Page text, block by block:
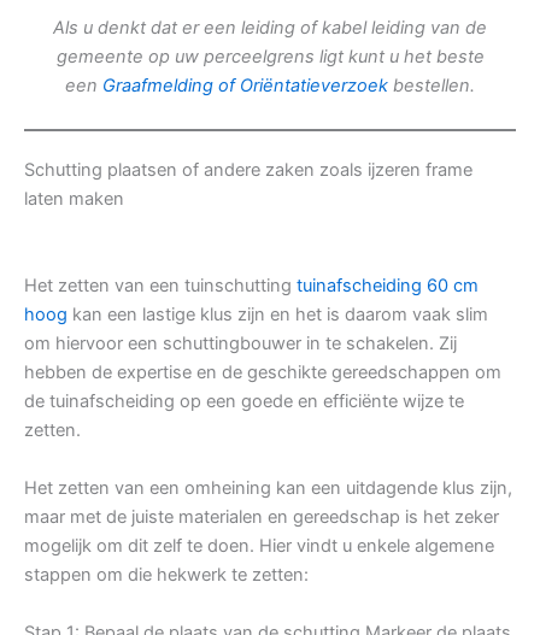
Als u denkt dat er een leiding of kabel leiding van de
gemeente op uw perceelgrens ligt kunt u het beste
een Graafmelding of Oriëntatieverzoek bestellen.
Schutting plaatsen of andere zaken zoals ijzeren frame
laten maken
Het zetten van een tuinschutting tuinafscheiding 60 cm
hoog kan een lastige klus zijn en het is daarom vaak slim
om hiervoor een schuttingbouwer in te schakelen. Zij
hebben de expertise en de geschikte gereedschappen om
de tuinafscheiding op een goede en efficiënte wijze te
zetten.
Het zetten van een omheining kan een uitdagende klus zijn,
maar met de juiste materialen en gereedschap is het zeker
mogelijk om dit zelf te doen. Hier vindt u enkele algemene
stappen om die hekwerk te zetten: